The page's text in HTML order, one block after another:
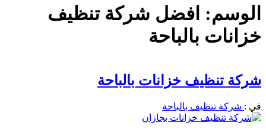
الوسم: افضل شركة تنظيف
خزانات بالباحة
شركة تنظيف خزانات بالباحة
في : شركة تنظيف بالباحة